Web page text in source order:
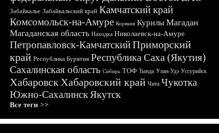
Забайкалье Забайкальский край Камчатский край
Комсомольск-на-Амуре Корякия Курилы Магадан
Магаданская область Находка Николаевск-на-Амуре
Петропавловск-КамчатскийПриморский
край Республика Бурятия Республика Саха (Якутия)
Сахалинская область Сибирь ТОФ Тында Улан-Удэ Уссурийск
ХабаровскХабаровский край Чита Чукотка
Южно-СахалинскЯкутск
Все теги >>